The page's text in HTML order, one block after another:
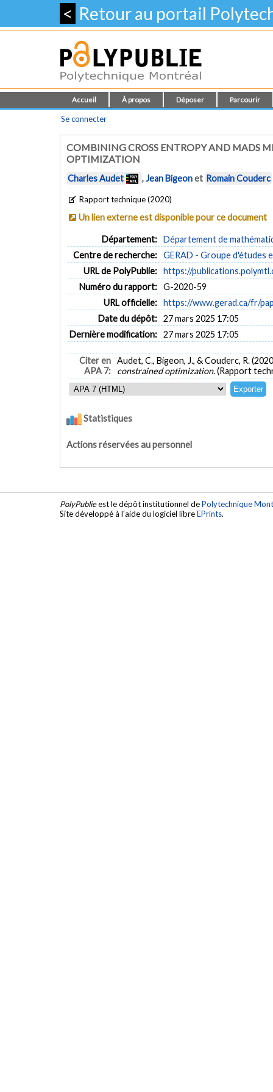
< Retour au portail
Accueil À propos Déposer Parcourir
Se connecter
COMBINING CROSS ENTROPY AND MADS
OPTIMIZATION
Charles Audet ,Jean Bigeonet Romain Couderc
Rapport technique (2020)
Un lien externe est disponible pour ce document
Département: Département de
Centre de recherche: GERAD - Groupe d'études
URL de PolyPublie: https://
Numéro du rapport: G-2020-59
URL officielle: https://www.gerad.ca/fr/
Date du dépôt: 27 mars 2025 17:05
Dernière modification: 27 mars 2025 17:05
Citer en
APA 7:
Audet, C., Bigeon, J., & Couderc, R.
constrained optimization.(Rapport
Statistiques
Actions réservées au personnel
PolyPublieest le dépôt institutionnel dePolytechnique
Site développé à l'aide du logiciel libreEPrints.